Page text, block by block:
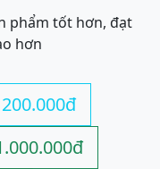
phẩm tốt hơn, đạt
hơn
200.000đ